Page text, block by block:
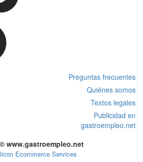
Preguntas frecuentes
Quiénes somos
Textos legales
Publicidad en
gastroempleo.net
www.gastroempleo.net
Ecommerce Services